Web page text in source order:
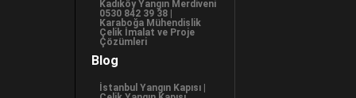
Kadıköy Yangın Merdiveni
0530 842 39 38 |
Karaboğa Mühendislik
Çelik İmalat ve Proje
Çözümleri
Blog
İstanbul Yangın Kapısı |